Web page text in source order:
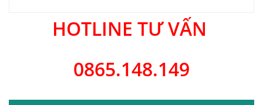
HOTLINE TƯ VẤN
0865.148.149